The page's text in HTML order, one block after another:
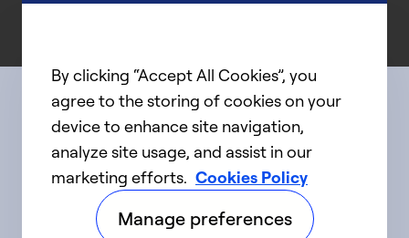
Connect with us
linkedIntwitter facebookyoutube
By clicking “Accept All Cookies”, you
agree to the storing of cookies on your
device to enhance site navigation,
analyze site usage, and assist in our
marketing efforts. Cookies Policy
Manage preferences